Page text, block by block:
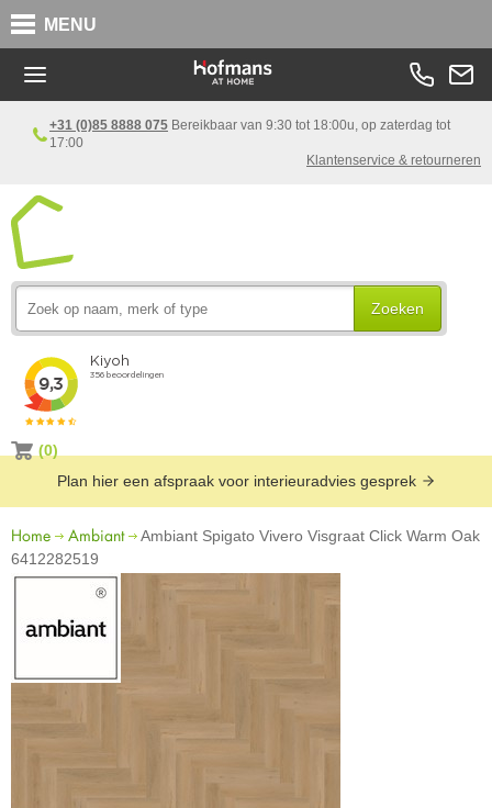
MENU
+31 (0)85 8888 075 Bereikbaar van 9:30 tot 18:00u, op zaterdag tot
17:00
Klantenservice & retourneren
Zoeken
(0)
Plan hier een afspraak voor interieuradvies gesprek
Home Ambiant
Ambiant Spigato Vivero Visgraat Click Warm Oak
6412282519